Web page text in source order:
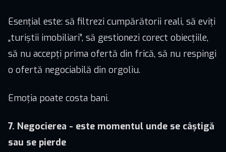
Esențial este: să filtrezi cumpărătorii reali, să eviți
„turiștii imobiliari”, să gestionezi corect obiecțiile,
să nu accepți prima ofertă din frică, să nu respingi
o ofertă negociabilă din orgoliu.
Emoția poate costa bani.
7. Negocierea - este momentul unde se câștigă
sau se pierde